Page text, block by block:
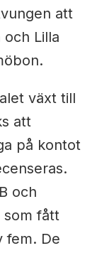
att
Lilla
växt till
att
på kontot
och
som fått
fem. De